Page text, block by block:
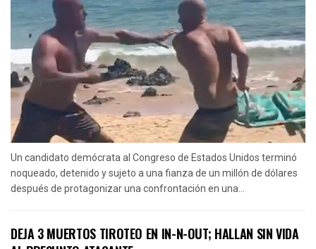
Un candidato demócrata al Congreso de Estados Unidos terminó
noqueado, detenido y sujeto a una fianza de un millón de dólares
después de protagonizar una confrontación en una...
DEJA 3 MUERTOS TIROTEO EN IN-N-OUT; HALLAN SIN VIDA